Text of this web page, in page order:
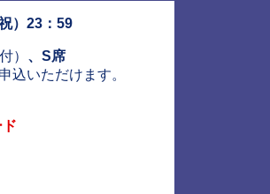
）23：59
） 、S席
込いただけます。